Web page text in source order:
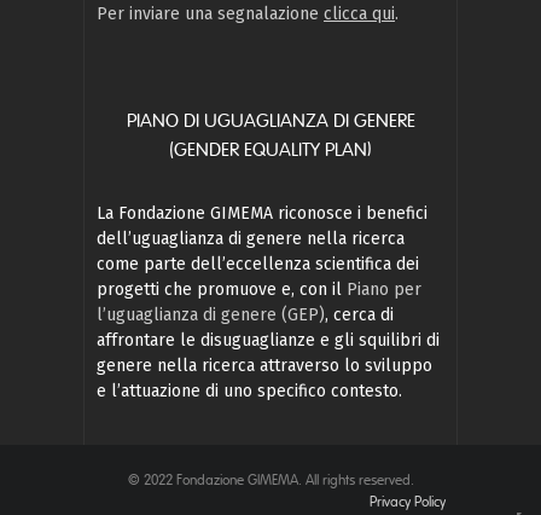
Per inviare una segnalazione clicca qui.
PIANO DI UGUAGLIANZA DI GENERE
(GENDER EQUALITY PLAN)
La Fondazione GIMEMA riconosce i benefici
dell’uguaglianza di genere nella ricerca
come parte dell’eccellenza scientifica dei
progetti che promuove e, con il Piano per
l’uguaglianza di genere (GEP), cerca di
affrontare le disuguaglianze e gli squilibri di
genere nella ricerca attraverso lo sviluppo
e l’attuazione di uno specifico contesto.
© 2022 Fondazione GIMEMA. All rights reserved.
Privacy Policy